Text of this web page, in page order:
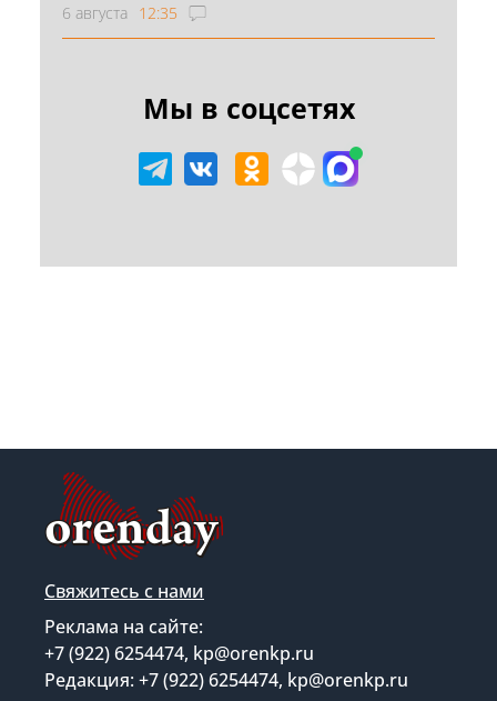
6 августа 12:35
Мы в соцсетях
Свяжитесь с нами
Реклама на сайте:
+7 (922) 6254474, kp@orenkp.ru
Редакция: +7 (922) 6254474, kp@orenkp.ru